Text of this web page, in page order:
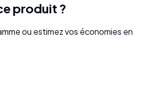
produit ?
ou estimez vos économies en